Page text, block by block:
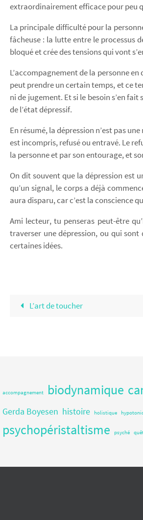
extraordinairement efficace pour peu
La principale difficulté pour la
fâcheuse : la lutte entre le processus
bloqué et crée des tensions qui vont
L’accompagnement de la personne
peut prendre un certain temps, et ce
ni de jugement. Et si le besoin s’en
de l’état dépressif.
En résumé, la dépression n’est pas
est incompris, refusé ou entravé. Le
la personne et par son entourage, et
On dit souvent que la dépression est
qu’un signal, le corps a déjà
aura disparu, car c’est la conscience
Ami lecteur, tu penseras peut-être
traverser une dépression, ou qui
certaines idées.
L’art de toucher
accompagnement biodynamique
Gerda Boyesen histoire holistique
psychopéristaltisme
psyché